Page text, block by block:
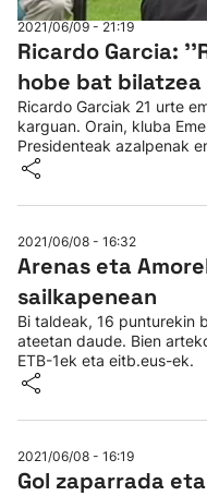
2021/06/09 - 21:19
Ricardo Garcia:
hobe bat
Ricardo Garciak 21 urte
karguan. Orain, kluba
Presidenteak azalpenak
2021/06/08 - 16:32
Arenas eta
sailkapenean
Bi taldeak, 16 punturekin
ateetan daude. Bien
ETB-1ek eta eitb.eus-ek.
2021/06/08 - 16:19
Gol zaparrada